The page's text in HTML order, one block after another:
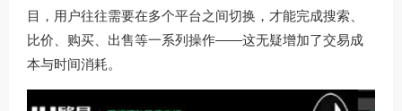
目，用户往往需要在多个平台之间切换，才能完成搜索、
比价、购买、出售等一系列操作——这无疑增加了交易成
本与时间消耗。